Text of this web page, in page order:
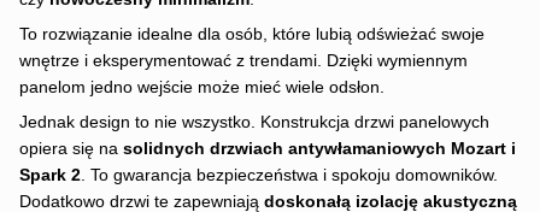
To rozwiązanie idealne dla osób, które lubią odświeżać swoje
wnętrze i eksperymentować z trendami. Dzięki wymiennym
panelom jedno wejście może mieć wiele odsłon.
Jednak design to nie wszystko. Konstrukcja drzwi panelowych
opiera się na solidnych drzwiach antywłamaniowych Mozart i
Spark 2. To gwarancja bezpieczeństwa i spokoju domowników.
Dodatkowo drzwi te zapewniają doskonałą izolację akustyczną